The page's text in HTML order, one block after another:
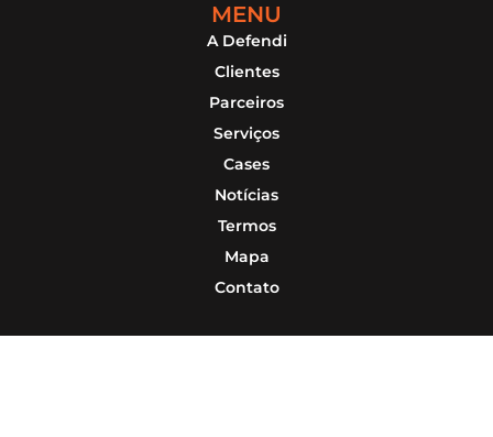
MENU
A Defendi
Clientes
Parceiros
Serviços
Cases
Notícias
Termos
Mapa
Contato